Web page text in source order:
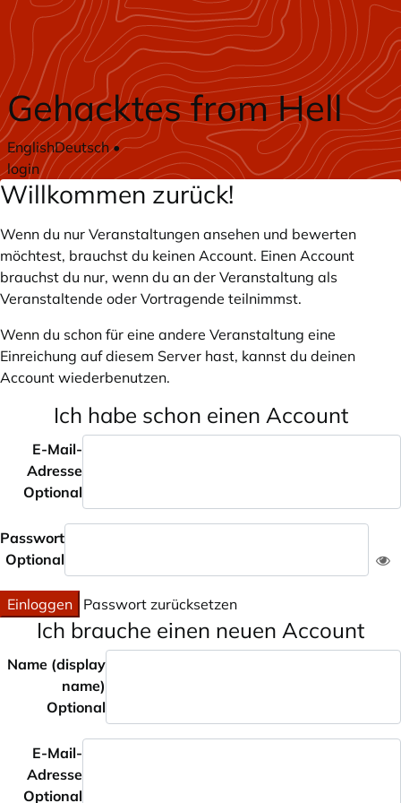
Zum Hauptteil springen
Gehacktes from Hell
EnglishDeutsch•
login
Willkommen zurück!
Wenn du nur Veranstaltungen ansehen und bewerten
möchtest, brauchst du keinen Account. Einen Account
brauchst du nur, wenn du an der Veranstaltung als
Veranstaltende oder Vortragende teilnimmst.
Wenn du schon für eine andere Veranstaltung eine
Einreichung auf diesem Server hast, kannst du deinen
Account wiederbenutzen.
Ich habe schon einen Account
E-Mail-
Adresse
Optional
Passwort
Optional
Einloggen Passwort zurücksetzen
Ich brauche einen neuen Account
Name (display
name)
Optional
E-Mail-
Adresse
Optional